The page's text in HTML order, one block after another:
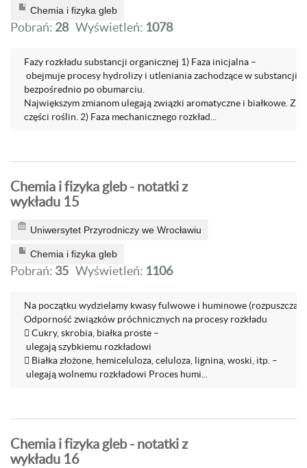
Chemia i fizyka gleb
Pobrań: 28 Wyświetleń: 1078
Fazy rozkładu substancji organicznej 1) Faza inicjalna –
obejmuje procesy hydrolizy i utleniania zachodzące w substancji
bezpośrednio po obumarciu.
Największym zmianom ulegają związki aromatyczne i białkowe.
części roślin. 2) Faza mechanicznego rozkład...
Chemia i fizyka gleb - notatki z
wykładu 15
Uniwersytet Przyrodniczy we Wrocławiu
Chemia i fizyka gleb
Pobrań: 35 Wyświetleń: 1106
Na początku wydzielamy kwasy fulwowe i huminowe
Odporność związków próchnicznych na procesy rozkładu
 Cukry, skrobia, białka proste –
ulegają szybkiemu rozkładowi
 Białka złożone, hemiceluloza, celuloza, lignina, woski, itp. –
ulegają wolnemu rozkładowi Proces humi...
Chemia i fizyka gleb - notatki z
wykładu 16